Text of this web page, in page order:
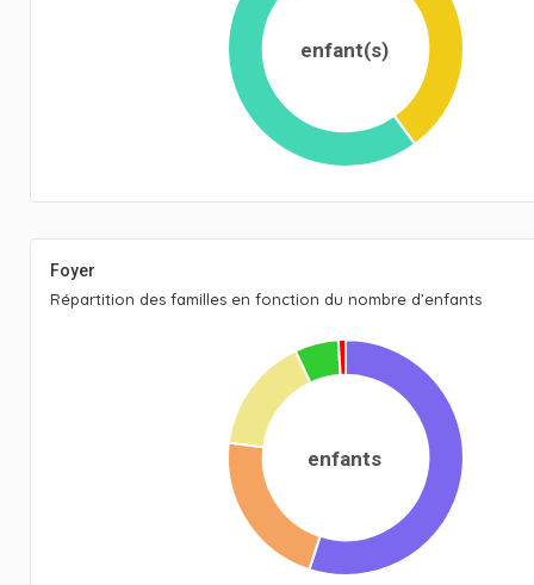
enfant(s)
Foyer
Répartition des familles en fonction du nombre d’enfants
enfants